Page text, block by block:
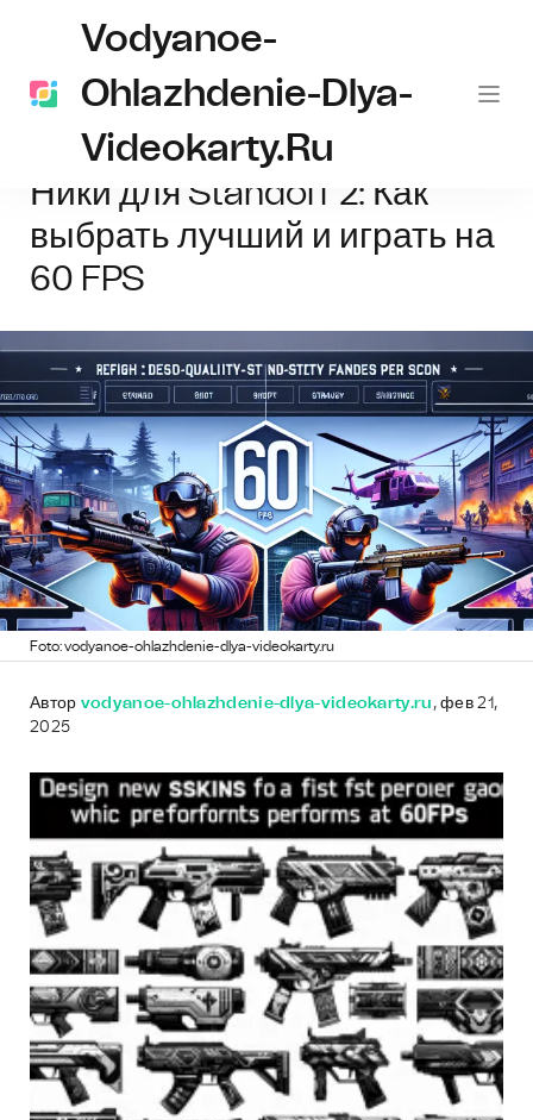
Vodyanoe-
Ohlazhdenie-Dlya-
Videokarty.ru
Главная Новости Ники для Standoff 2: Как выбрать лучший и играть
Ники для Standoff 2: Как
выбрать лучший и играть на
60 FPS
Foto: vodyanoe-ohlazhdenie-dlya-videokarty.ru
Автор vodyanoe-ohlazhdenie-dlya-videokarty.ru , фев 21,
2025